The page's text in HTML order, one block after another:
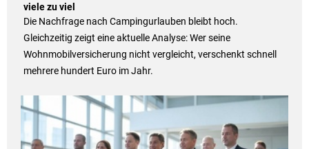
viele zu viel
Die Nachfrage nach Campingurlauben bleibt hoch.
Gleichzeitig zeigt eine aktuelle Analyse: Wer seine
Wohnmobilversicherung nicht vergleicht, verschenkt schnell
mehrere hundert Euro im Jahr.